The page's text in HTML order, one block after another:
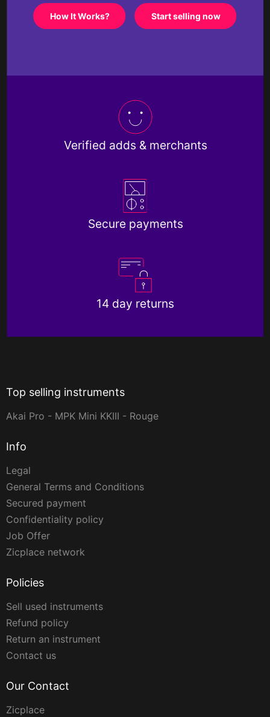
How It Works? Start selling now
Verified adds & merchants
Secure payments
14 day returns
Top selling instruments
Akai Pro - MPK Mini KKIII - Rouge
Info
Legal
General Terms and Conditions
Secured payment
Confidentiality policy
Job Offer
Zicplace network
Policies
Sell used instruments
Refund policy
Return an instrument
Contact us
Our Contact
Zicplace